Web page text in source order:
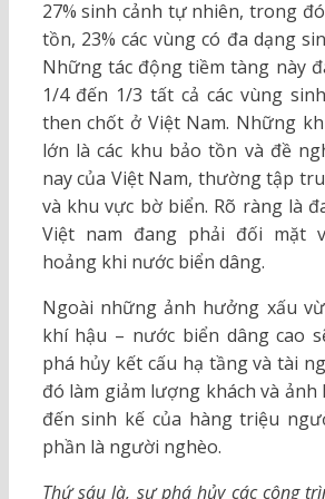
27% sinh cảnh tự nhiên, trong
tồn, 23% các vùng có đa dạng
Những tác động tiềm tàng này
1/4 đến 1/3 tất cả các vùng
then chốt ở Việt Nam. Những
lớn là các khu bảo tồn và đề
nay của Việt Nam, thường tập
và khu vực bờ biển. Rõ ràng là
Việt nam đang phải đối mặt
hoảng khi nước biển dâng.
Ngoài những ảnh hưởng xấu
khí hậu – nước biển dâng cao
phá hủy kết cấu hạ tầng và tài
đó làm giảm lượng khách và
đến sinh kế của hàng triệu
phần là người nghèo.
Thứ sáu là, sự phá hủy các công